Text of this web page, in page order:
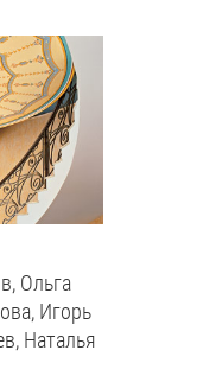
Ольга
Игорь
Наталья